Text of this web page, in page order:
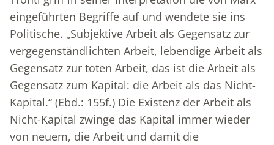
eingeführten Begriffe auf und wendete sie ins
Politische. „Subjektive Arbeit als Gegensatz zur
vergegenständlichten Arbeit, lebendige Arbeit als
Gegensatz zur toten Arbeit, das ist die Arbeit als
Gegensatz zum Kapital: die Arbeit als das Nicht-
Kapital.“ (Ebd.: 155f.) Die Existenz der Arbeit als
Nicht-Kapital zwinge das Kapital immer wieder
von neuem, die Arbeit und damit die